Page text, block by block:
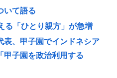
いて語る
る「ひとり親方」が急増
表、甲子園でインドネシア
甲子園を政治利用する